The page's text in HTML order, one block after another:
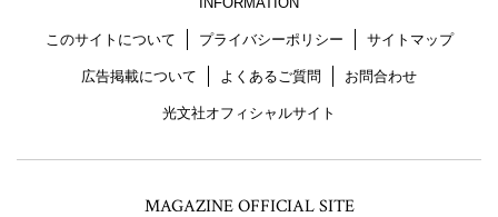
このサイトについて プライバシーポリシー サイトマップ
広告掲載について よくあるご質問 お問合わせ
光文社オフィシャルサイト
MAGAZINE OFFICIAL SITE